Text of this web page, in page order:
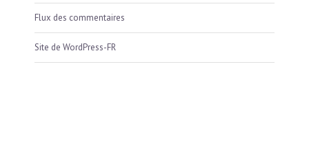
Flux des commentaires
Site de WordPress-FR